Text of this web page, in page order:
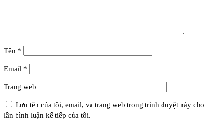
Tên *
Email *
Trang web
Lưu tên của tôi, email, và trang web trong trình duyệt này cho
lần bình luận kế tiếp của tôi.